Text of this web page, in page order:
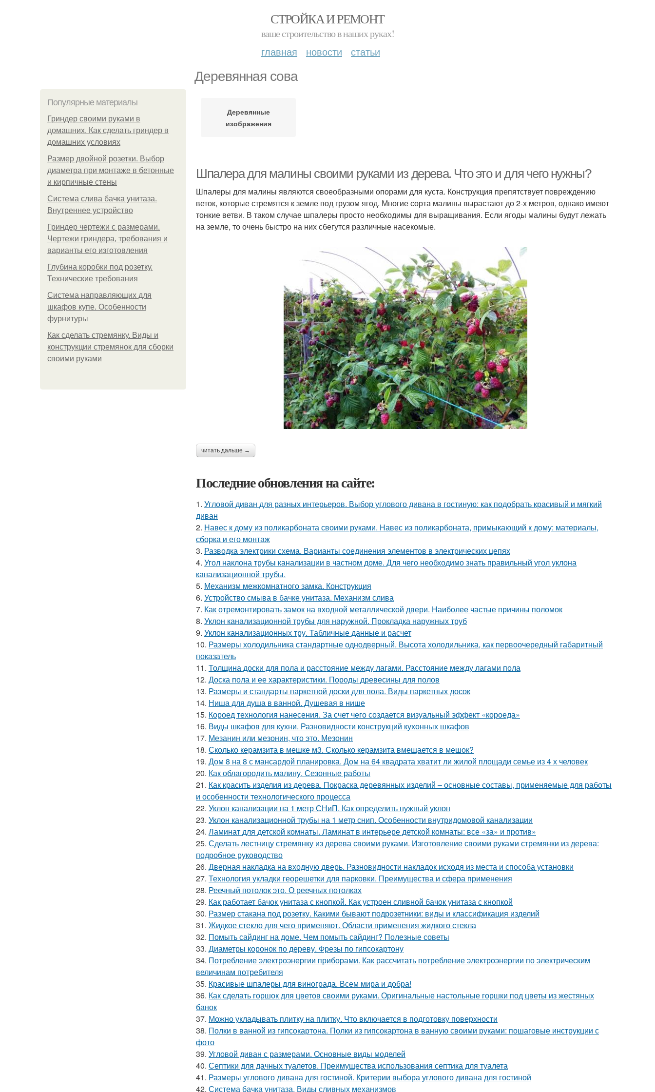
СТРОЙКА И РЕМОНТ
ваше строительство в наших руках!
главная новости статьи
Деревянная сова
Популярные материалы
Гриндер своими руками в
домашних. Как сделать гриндер в
домашних условиях
Размер двойной розетки. Выбор
диаметра при монтаже в бетонные
и кирпичные стены
Система слива бачка унитаза.
Внутреннее устройство
Гриндер чертежи с размерами.
Чертежи гриндера, требования и
варианты его изготовления
Глубина коробки под розетку.
Технические требования
Система направляющих для
шкафов купе. Особенности
фурнитуры
Как сделать стремянку. Виды и
конструкции стремянок для сборки
своими руками
Деревянные
изображения
Шпалера для малины своими руками из дерева. Что это и для чего нужны?
Шпалеры для малины являются своеобразными опорами для куста. Конструкция препятствует повреждению
веток, которые стремятся к земле под грузом ягод. Многие сорта малины вырастают до 2-х метров, однако имеют
тонкие ветви. В таком случае шпалеры просто необходимы для выращивания. Если ягоды малины будут лежать
на земле, то очень быстро на них сбегутся различные насекомые.
читать дальше →
Последние обновления на сайте:
1. Угловой диван для разных интерьеров. Выбор углового дивана в гостиную: как подобрать красивый и мягкий
диван
2. Навес к дому из поликарбоната своими руками. Навес из поликарбоната, примыкающий к дому: материалы,
сборка и его монтаж
3. Разводка электрики схема. Варианты соединения элементов в электрических цепях
4. Угол наклона трубы канализации в частном доме. Для чего необходимо знать правильный угол уклона
канализационной трубы.
5. Механизм межкомнатного замка. Конструкция
6. Устройство смыва в бачке унитаза. Механизм слива
7. Как отремонтировать замок на входной металлической двери. Наиболее частые причины поломок
8. Уклон канализационной трубы для наружной. Прокладка наружных труб
9. Уклон канализационных тру. Табличные данные и расчет
10. Размеры холодильника стандартные однодверный. Высота холодильника, как первоочередный габаритный
показатель
11. Толщина доски для пола и расстояние между лагами. Расстояние между лагами пола
12. Доска пола и ее характеристики. Породы древесины для полов
13. Размеры и стандарты паркетной доски для пола. Виды паркетных досок
14. Ниша для душа в ванной. Душевая в нише
15. Короед технология нанесения. За счет чего создается визуальный эффект «короеда»
16. Виды шкафов для кухни. Разновидности конструкций кухонных шкафов
17. Мезанин или мезонин, что это. Мезонин
18. Сколько керамзита в мешке м3. Сколько керамзита вмещается в мешок?
19. Дом 8 на 8 с мансардой планировка. Дом на 64 квадрата хватит ли жилой площади семье из 4 х человек
20. Как облагородить малину. Сезонные работы
21. Как красить изделия из дерева. Покраска деревянных изделий – основные составы, применяемые для работы
и особенности технологического процесса
22. Уклон канализации на 1 метр СНиП. Как определить нужный уклон
23. Уклон канализационной трубы на 1 метр снип. Особенности внутридомовой канализации
24. Ламинат для детской комнаты. Ламинат в интерьере детской комнаты: все «за» и против»
25. Сделать лестницу стремянку из дерева своими руками. Изготовление своими руками стремянки из дерева:
подробное руководство
26. Дверная накладка на входную дверь. Разновидности накладок исходя из места и способа установки
27. Технология укладки георешетки для парковки. Преимущества и сфера применения
28. Реечный потолок это. О реечных потолках
29. Как работает бачок унитаза с кнопкой. Как устроен сливной бачок унитаза с кнопкой
30. Размер стакана под розетку. Какими бывают подрозетники: виды и классификация изделий
31. Жидкое стекло для чего применяют. Области применения жидкого стекла
32. Помыть сайдинг на доме. Чем помыть сайдинг? Полезные советы
33. Диаметры коронок по дереву. Фрезы по гипсокартону
34. Потребление электроэнергии приборами. Как рассчитать потребление электроэнергии по электрическим
величинам потребителя
35. Красивые шпалеры для винограда. Всем мира и добра!
36. Как сделать горшок для цветов своими руками. Оригинальные настольные горшки под цветы из жестяных
банок
37. Можно укладывать плитку на плитку. Что включается в подготовку поверхности
38. Полки в ванной из гипсокартона. Полки из гипсокартона в ванную своими руками: пошаговые инструкции с
фото
39. Угловой диван с размерами. Основные виды моделей
40. Септики для дачных туалетов. Преимущества использования септика для туалета
41. Размеры углового дивана для гостиной. Критерии выбора углового дивана для гостиной
42. Система бачка унитаза. Виды сливных механизмов